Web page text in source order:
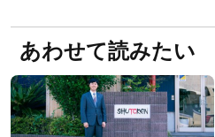
あわせて読みたい